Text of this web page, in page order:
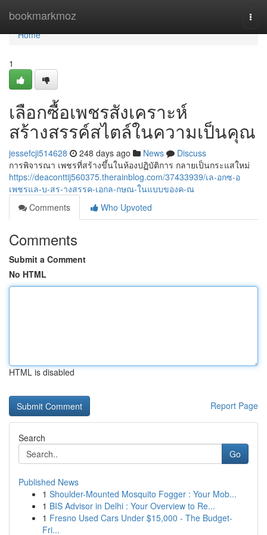
bookmarkmoz
Home
Home
1
เลือกซื้อเพชรสังเคราะห์
สร้างสรรค์สไตล์ในความเป็นคุณ
jessefcji514628 248 days ago News
Discuss
การพิจารณา เพชรที่สร้างขึ้นในห้องปฏิบัติการ กลายเป็นกระแสใหม่
https://deaconttij560375.therainblog.com/37433939/เล-อกซ-อ
เพชรแล-บ-สร-างสรรค-เอกล-กษณ-ในแบบของค-ณ
Comments
Who Upvoted
Comments
Submit a Comment
No HTML
HTML is disabled
Report Page
Search
Go
Published News
1 Shoulder-Mounted Mosquito Fogger : Your Mob...
1 BIS Advisor in Delhi : Your Overview to Re...
1 Fresno Used Cars Under $15,000 - The Budget-
Fri...